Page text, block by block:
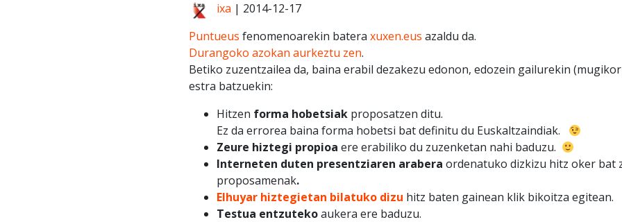
ixa | 2014-12-17
Puntueus fenomenoarekin batera xuxen.eus azaldu da.
Durangoko azokan aurkeztu zen.
Betiko zuzentzailea da, baina erabil dezakezu edonon, edozein gailurekin
estra batzuekin:
Hitzen forma hobetsiak proposatzen ditu.
Ez da errorea baina forma hobetsi bat definitu du Euskaltzaindiak.
Zeure hiztegi propioa ere erabiliko du zuzenketan nahi baduzu.
Interneten duten presentziaren arabera ordenatuko dizkizu hitz oker bat
proposamenak.
Elhuyar hiztegietan bilatuko dizu hitz baten gainean klik bikoitza egitean.
Testua entzutekoaukera ere baduzu.